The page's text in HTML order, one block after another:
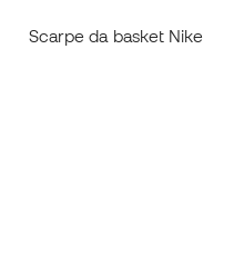
Scarpe da basket Nike